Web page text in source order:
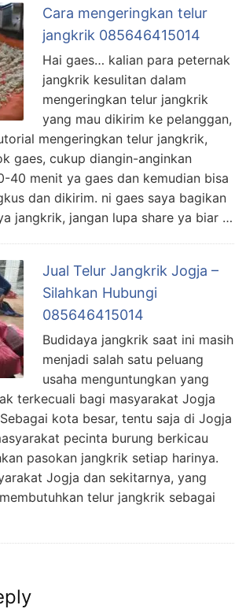
Cara mengeringkan telur
jangkrik 085646415014
Hai gaes… kalian para peternak
jangkrik kesulitan dalam
mengeringkan telur jangkrik
yang mau dikirim ke pelanggan,
mengeringkan telur jangkrik,
gaes, cukup diangin-anginkan
40 menit ya gaes dan kemudian bisa
dan dikirim. ni gaes saya bagikan
jangkrik, jangan lupa share ya biar …
Jual Telur Jangkrik Jogja –
Silahkan Hubungi
085646415014
Budidaya jangkrik saat ini masih
menjadi salah satu peluang
usaha menguntungkan yang
terkecuali bagi masyarakat Jogja
kota besar, tentu saja di Jogja
pecinta burung berkicau
pasokan jangkrik setiap harinya.
Jogja dan sekitarnya, yang
telur jangkrik sebagai